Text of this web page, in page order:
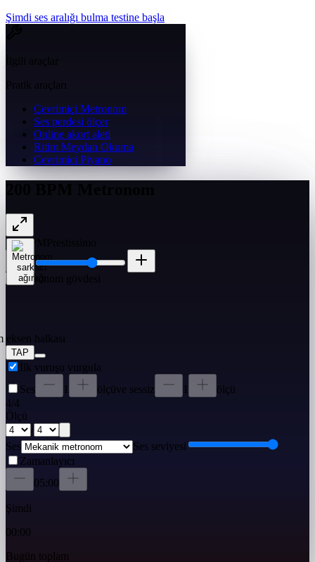
Şimdi ses aralığı bulma testine başla
İlgili araçlar
Pratik araçları
Çevrimiçi Metronom
Ses perdesi ölçer
Online akort aleti
Ritim Meydan Okuma
Cevrimici Piyano
200BPM
TAP
İlk vuruşu vurgula
Ses
1 ölçüve sessiz 1
ölçü
4/4
Ölçü
/
Ses
Ses seviyesi
Zamanlayıcı
05:00
Şimdi
00:00
Bugün toplam